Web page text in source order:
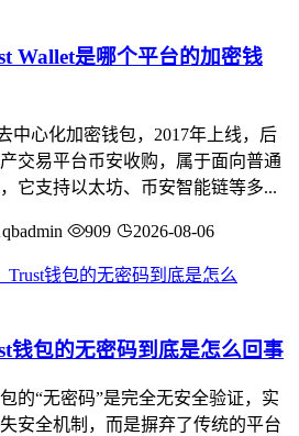
Wallet是哪个平台的加密钱
中心化加密钱包，2017年上线，后
交易平台币安收购，属于面向普通
它支持以太坊、币安智能链等多...
qbadmin 909 2026-08-06
钱包的无密码到底是怎么回事
的“无密码”是完全无安全验证，实
安全机制，而是摒弃了传统的平台